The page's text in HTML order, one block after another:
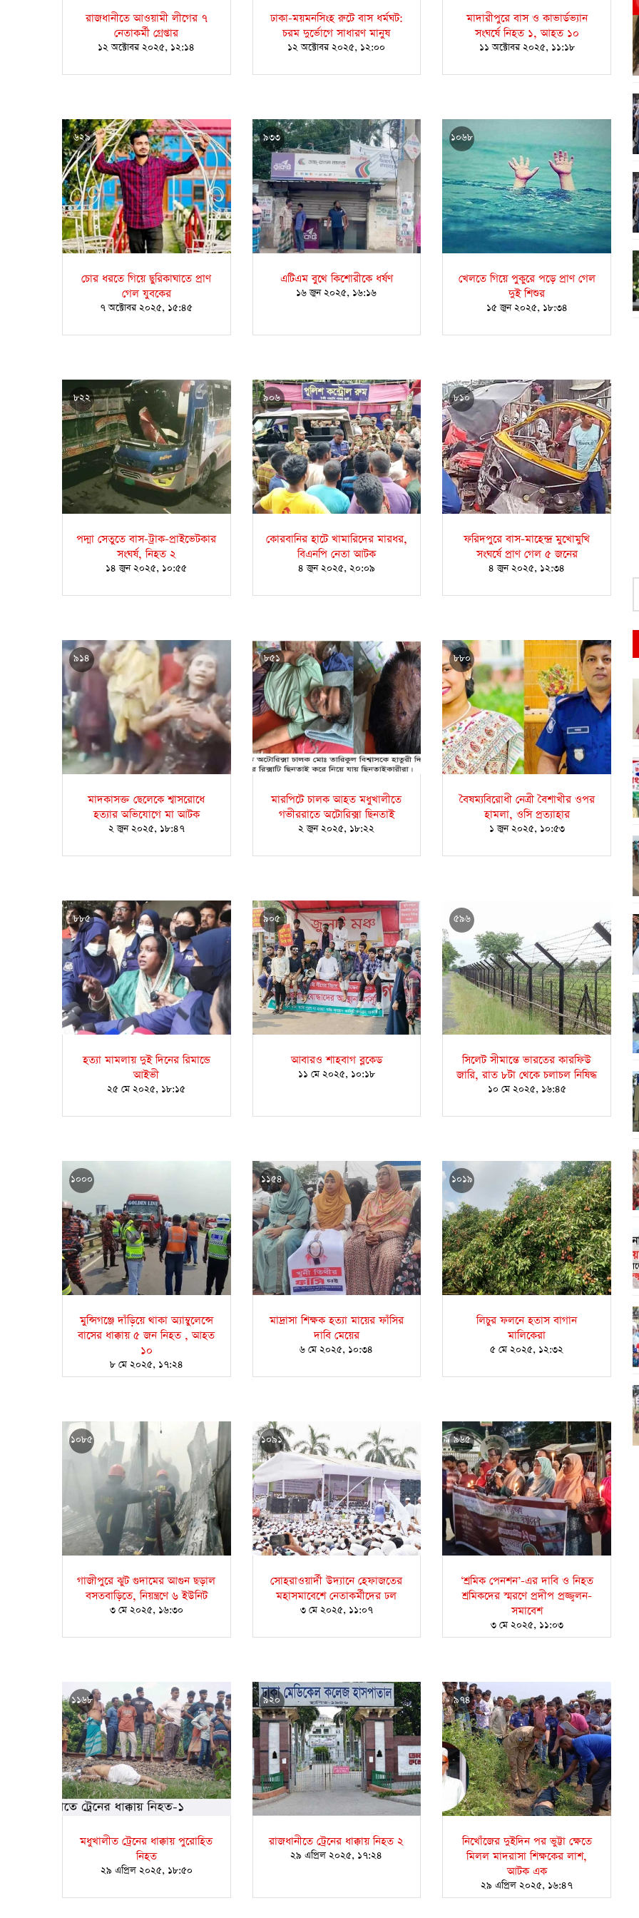
রাজধানীতে আওয়ামী লীগের ৭
নেতাকর্মী গ্রেপ্তার
১২ অক্টোবর ২০২৫, ১২:১৪
ঢাকা-ময়মনসিংহ রুটে বাস ধর্মঘট:
চরম দুর্ভোগে সাধারণ মানুষ
১২ অক্টোবর ২০২৫, ১২:০০
মাদারীপুরে বাস ও কাভার্ডভ্যান
সংঘর্ষে নিহত ১, আহত ১০
১১ অক্টোবর ২০২৫, ১১:১৮
৬২৯
চোর ধরতে গিয়ে ছুরিকাঘাতে প্রাণ
গেল যুবকের
৭ অক্টোবর ২০২৫, ১৫:৪৫
৯৩৩
এটিএম বুথে কিশোরীকে ধর্ষণ
১৬ জুন ২০২৫, ১৬:১৬
১০৬৮
খেলতে গিয়ে পুকুরে পড়ে প্রাণ গেল
দুই শিশুর
১৫ জুন ২০২৫, ১৮:৩৪
৮২২
পদ্মা সেতুতে বাস-ট্রাক-প্রাইভেটকার
সংঘর্ষ, নিহত ২
১৪ জুন ২০২৫, ১০:৫৫
৯০৬
কোরবানির হাটে খামারিদের মারধর,
বিএনপি নেতা আটক
৪ জুন ২০২৫, ২০:০৯
৮১০
ফরিদপুরে বাস-মাহেন্দ্র মুখোমুখি
সংঘর্ষে প্রাণ গেল ৫ জনের
৪ জুন ২০২৫, ১২:৩৪
৯১৪
মাদকাসক্ত ছেলেকে শ্বাসরোধে
হত্যার অভিযোগে মা আটক
২ জুন ২০২৫, ১৮:৪৭
৮৫১
মারপিটে চালক আহত মধুখালীতে
গভীররাতে অটোরিক্সা ছিনতাই
২ জুন ২০২৫, ১৮:২২
৮৮০
বৈষম্যবিরোধী নেত্রী বৈশাখীর ওপর
হামলা, ওসি প্রত্যাহার
১ জুন ২০২৫, ১০:৫৩
৮৮৫
হত্যা মামলায় দুই দিনের রিমান্ডে
আইভী
২৫ মে ২০২৫, ১৮:১৫
৯০৫
আবারও শাহবাগ ব্লকেড
১১ মে ২০২৫, ১০:১৮
৫৯৬
সিলেট সীমান্তে ভারতের কারফিউ
জারি, রাত ৮টা থেকে চলাচল নিষিদ্ধ
১০ মে ২০২৫, ১৬:৪৫
১০০০
মুন্সিগঞ্জে দাঁড়িয়ে থাকা অ্যাম্বুলেন্সে
বাসের ধাক্কায় ৫ জন নিহত , আহত
১০
৮ মে ২০২৫, ১৭:২৪
১১৫৪
মাদ্রাসা শিক্ষক হত্যা মায়ের ফাঁসির
দাবি মেয়ের
৬ মে ২০২৫, ১০:৩৪
১০১৯
লিচুর ফলনে হতাস বাগান
মালিকেরা
৫ মে ২০২৫, ১২:৩২
১০৮৫
গাজীপুরে ঝুট গুদামের আগুন ছড়াল
বসতবাড়িতে, নিয়ন্ত্রণে ৬ ইউনিট
৩ মে ২০২৫, ১৬:৩০
১০৯১
সোহরাওয়ার্দী উদ্যানে হেফাজতের
মহাসমাবেশে নেতাকর্মীদের ঢল
৩ মে ২০২৫, ১১:০৭
৯৬৫
‘শ্রমিক পেনশন’-এর দাবি ও নিহত
শ্রমিকদের স্মরণে প্রদীপ প্রজ্জ্বলন-
সমাবেশ
৩ মে ২০২৫, ১১:০৩
১১৬৮
মধুখালীত ট্রেনের ধাক্কায় পুরোহিত
নিহত
২৯ এপ্রিল ২০২৫, ১৮:৫০
৯২০
রাজধানীতে ট্রেনের ধাক্কায় নিহত ২
২৯ এপ্রিল ২০২৫, ১৭:২৪
৯৭৪
নিখোঁজের দুইদিন পর ভুট্টা ক্ষেতে
মিলল মাদরাসা শিক্ষকের লাশ,
আটক এক
২৯ এপ্রিল ২০২৫, ১৬:৪৭